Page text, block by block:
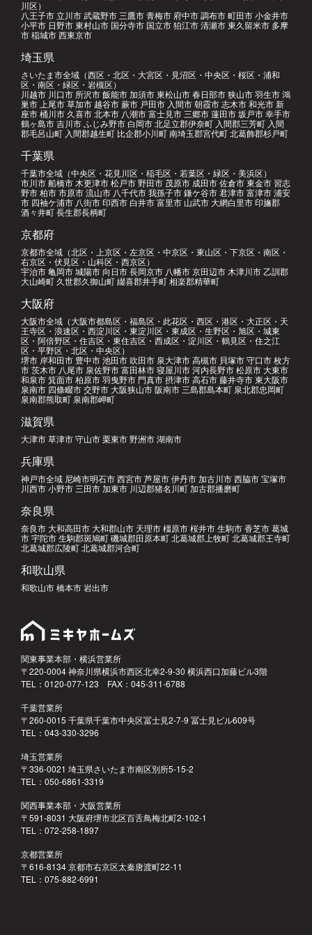
川区）
八王子市 立川市 武蔵野市 三鷹市 青梅市 府中市 調布市 町田市 小金井市
小平市 日野市 東村山市 国分寺市 国立市 狛江市 清瀬市 東久留米市 多摩
市 稲城市 西東京市
埼玉県
さいたま市全域（西区・北区・大宮区・見沼区・中央区・桜区・浦和
区・南区・緑区・岩槻区）
川越市 川口市 所沢市 飯能市 加須市 東松山市 春日部市 狭山市 羽生市 鴻
巣市 上尾市 草加市 越谷市 蕨市 戸田市 入間市 朝霞市 志木市 和光市 新
座市 桶川市 久喜市 北本市 八潮市 富士見市 三郷市 蓮田市 坂戸市 幸手市
鶴ヶ島市 吉川市 ふじみ野市 白岡市 北足立郡伊奈町 入間郡三芳町 入間
郡毛呂山町 入間郡越生町 比企郡小川町 南埼玉郡宮代町 北葛飾郡杉戸町
千葉県
千葉市全域（中央区・花見川区・稲毛区・若葉区・緑区・美浜区）
市川市 船橋市 木更津市 松戸市 野田市 茂原市 成田市 佐倉市 東金市 習志
野市 柏市 市原市 流山市 八千代市 我孫子市 鎌ケ谷市 君津市 富津市 浦安
市 四袖ケ浦市 八街市 印西市 白井市 富里市 山武市 大網白里市 印旛郡
酒々井町 長生郡長柄町
京都府
京都市全域（北区・上京区・左京区・中京区・東山区・下京区・南区・
右京区・伏見区・山科区・西京区）
宇治市 亀岡市 城陽市 向日市 長岡京市 八幡市 京田辺市 木津川市 乙訓郡
大山崎町 久世郡久御山町 綴喜郡井手町 相楽郡精華町
大阪府
大阪市全域（大阪市都島区・福島区・此花区・西区・港区・大正区・天
王寺区・浪速区・西淀川区・東淀川区・東成区・生野区・旭区・城東
区・阿倍野区・住吉区・東住吉区・西成区・淀川区・鶴見区・住之江
区・平野区・北区・中央区）
堺市 岸和田市 豊中市 池田市 吹田市 泉大津市 高槻市 貝塚市 守口市 枚方
市 茨木市 八尾市 泉佐野市 富田林市 寝屋川市 河内長野市 松原市 大東市
和泉市 箕面市 柏原市 羽曳野市 門真市 摂津市 高石市 藤井寺市 東大阪市
泉南市 四條畷市 交野市 大阪狭山市 阪南市 三島郡島本町 泉北郡忠岡町
泉南郡熊取町 泉南郡岬町
滋賀県
大津市 草津市 守山市 栗東市 野洲市 湖南市
兵庫県
神戸市全域 尼崎市明石市 西宮市 芦屋市 伊丹市 加古川市 西脇市 宝塚市
川西市 小野市 三田市 加東市 川辺郡猪名川町 加古郡播磨町
奈良県
奈良市 大和高田市 大和郡山市 天理市 橿原市 桜井市 生駒市 香芝市 葛城
市 宇陀市 生駒郡斑鳩町 磯城郡田原本町 北葛城郡上牧町 北葛城郡王寺町
北葛城郡広陵町 北葛城郡河合町
和歌山県
和歌山市 橋本市 岩出市
関東事業本部・横浜営業所
〒220-0004 神奈川県横浜市西区北幸2-9-30 横浜西口加藤ビル3階
TEL：0120-077-123 FAX：045-311-6788
千葉営業所
〒260-0015 千葉県千葉市中央区冨士見2-7-9 冨士見ビル609号
TEL：043-330-3296
埼玉営業所
〒336-0021 埼玉県さいたま市南区別所5-15-2
TEL：050-6861-3319
関西事業本部・大阪営業所
〒591-8031 大阪府堺市北区百舌鳥梅北町2-102-1
TEL：072-258-1897
京都営業所
〒616-8134 京都市右京区太秦唐渡町22-11
TEL：075-882-6991